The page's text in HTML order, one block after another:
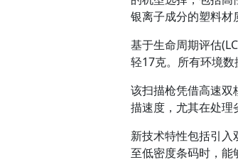
银离子成分的塑料材
基于生命周期评估
轻17克。所有环境
该扫描枪凭借高速双
描速度，尤其在处理
新技术特性包括引
至低密度条码时，能